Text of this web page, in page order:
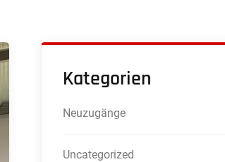
Kategorien
Neuzugänge
Uncategorized